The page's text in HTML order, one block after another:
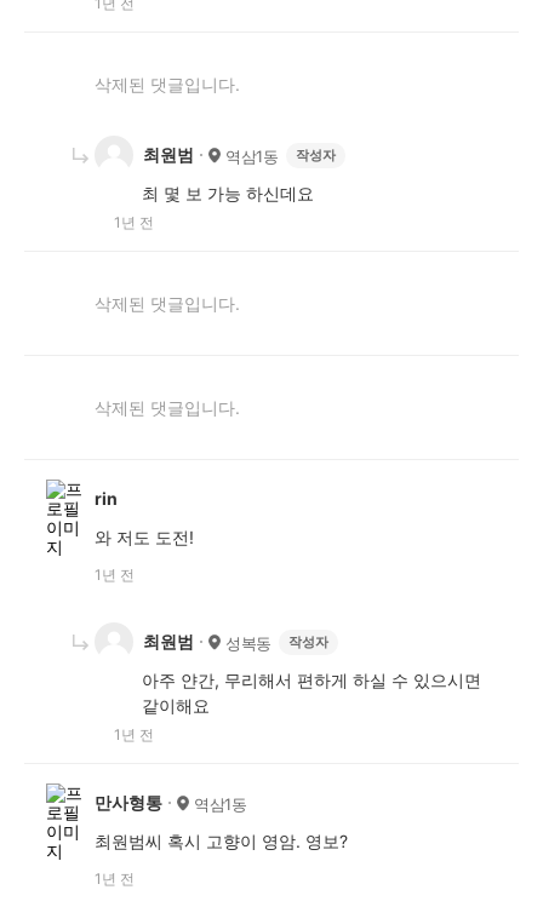
삭제된 댓글입니다.
최원범 역삼1동 작성자
최 몇 보 가능 하신데요
1년 전
삭제된 댓글입니다.
삭제된 댓글입니다.
rin
와 저도 도전!
1년 전
최원범 성복동 작성자
아주 얀간, 무리해서 편하게 하실 수 있으시면
같이해요
1년 전
만사형통 역삼1동
최원범씨 혹시 고향이 영암. 영보?
1년 전